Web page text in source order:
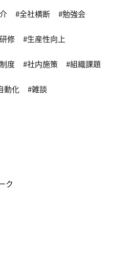
全社横断 勉強会
修 生産性向上
度 社内施策 組織課題
動化 雑談
ク